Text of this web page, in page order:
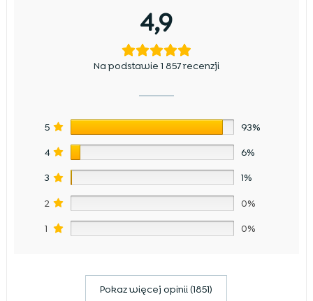
4,9
Na podstawie 1 857 recenzji
5 93%
4 6%
3 1%
2 0%
1 0%
Pokaz więcej opinii (1851)